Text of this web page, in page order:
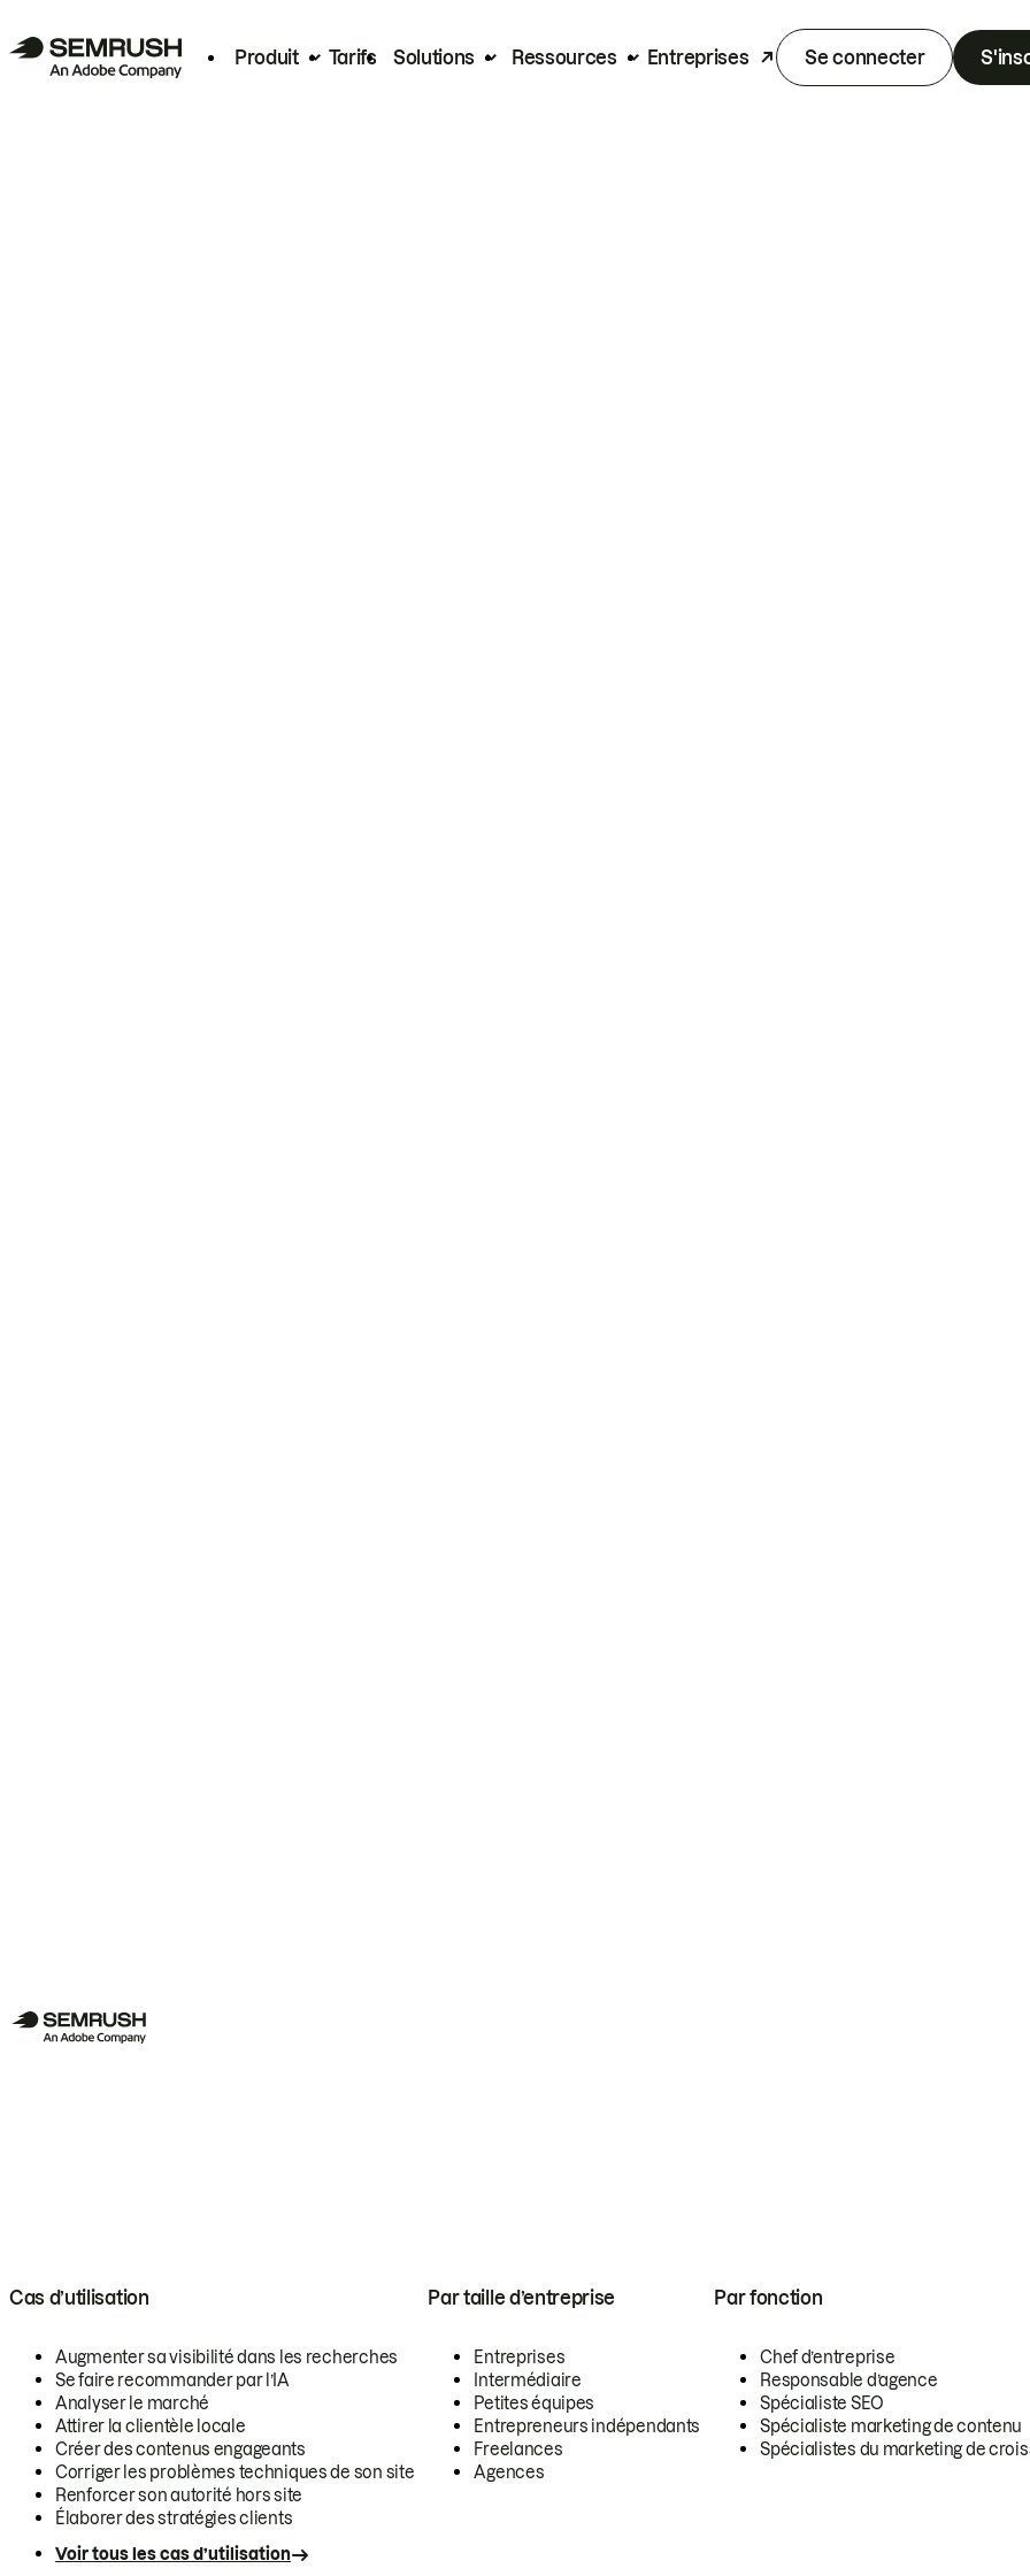
Produit Tarifs Solutions Ressources Entreprises Se connecter
Cas d’utilisation
Augmenter sa visibilité dans les recherches
Se faire recommander par l’IA
Analyser le marché
Attirer la clientèle locale
Créer des contenus engageants
Corriger les problèmes techniques de son site
Renforcer son autorité hors site
Élaborer des stratégies clients
Voir tous les cas d’utilisation
Par taille d’entreprise
Entreprises
Intermédiaire
Petites équipes
Entrepreneurs indépendants
Freelances
Agences
Par fonction
Chef d’entreprise
Responsable d’agence
Spécialiste SEO
Spécialiste marketing de contenu
Spécialistes du marketing de